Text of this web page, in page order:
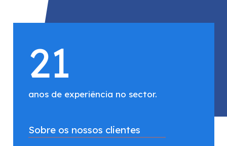
21
anos de experiência no sector.
Sobre os nossos clientes